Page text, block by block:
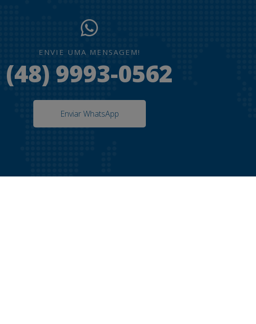
ENVIE UMA MENSAGEM!
(48) 9993-0562
Enviar WhatsApp